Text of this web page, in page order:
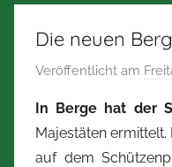
Jung
Die neuen
Veröffentlicht am
In Berge hat der
Majestäten ermittelt.
auf dem